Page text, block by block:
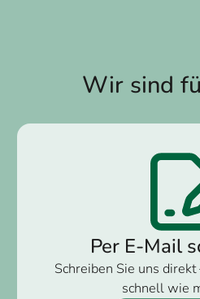
Wir sind
Per E-Mail
Schreiben Sie uns
schnell wie